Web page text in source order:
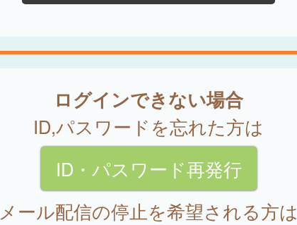
ログインできない場合
ID,パスワードを忘れた方は
ID・パスワード再発行
メール配信の停止を希望される方は